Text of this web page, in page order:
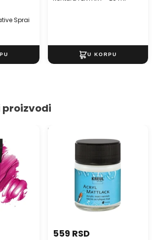
Sprai
proizvodi
Mat akrilni lak na bazi vode
Hobby Line
559 RSD